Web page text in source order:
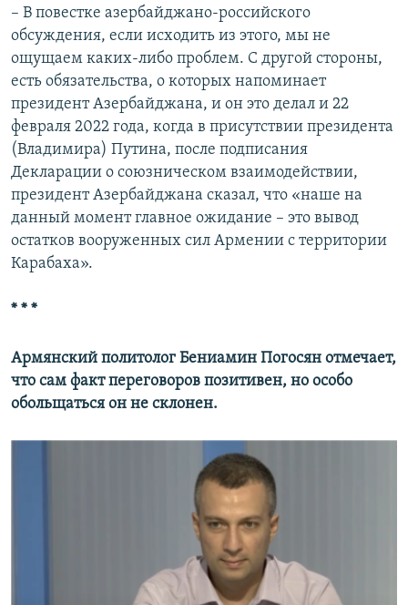
– В повестке азербайджано-российского
обсуждения, если исходить из этого, мы не
ощущаем каких-либо проблем. С другой стороны,
есть обязательства, о которых напоминает
президент Азербайджана, и он это делал и 22
февраля 2022 года, когда в присутствии президента
(Владимира) Путина, после подписания
Декларации о союзническом взаимодействии,
президент Азербайджана сказал, что «наше на
данный момент главное ожидание – это вывод
остатков вооруженных сил Армении с территории
Карабаха».
* * *
Армянский политолог Бениамин Погосян отмечает,
что сам факт переговоров позитивен, но особо
обольщаться он не склонен.